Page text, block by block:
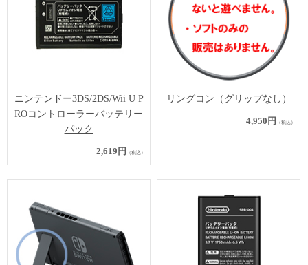
ニンテンドー3DS/2DS/Wii U P
ROコントローラーバッテリー
パック
2,619円 （税込）
リングコン（グリップなし）
4,950円 （税込）